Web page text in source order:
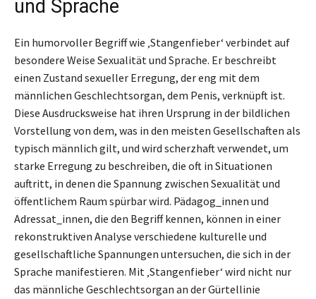
und Sprache
Ein humorvoller Begriff wie ‚Stangenfieber‘ verbindet auf
besondere Weise Sexualität und Sprache. Er beschreibt
einen Zustand sexueller Erregung, der eng mit dem
männlichen Geschlechtsorgan, dem Penis, verknüpft ist.
Diese Ausdrucksweise hat ihren Ursprung in der bildlichen
Vorstellung von dem, was in den meisten Gesellschaften als
typisch männlich gilt, und wird scherzhaft verwendet, um
starke Erregung zu beschreiben, die oft in Situationen
auftritt, in denen die Spannung zwischen Sexualität und
öffentlichem Raum spürbar wird. Pädagog_innen und
Adressat_innen, die den Begriff kennen, können in einer
rekonstruktiven Analyse verschiedene kulturelle und
gesellschaftliche Spannungen untersuchen, die sich in der
Sprache manifestieren. Mit ‚Stangenfieber‘ wird nicht nur
das männliche Geschlechtsorgan an der Gürtellinie